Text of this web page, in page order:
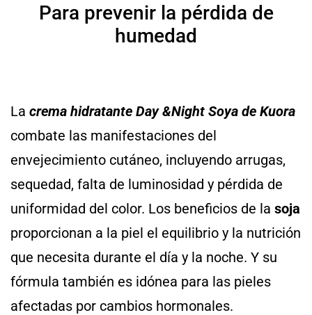
Para prevenir la pérdida de
humedad
La crema hidratante Day &Night Soya de Kuora
combate las manifestaciones del
envejecimiento cutáneo, incluyendo arrugas,
sequedad, falta de luminosidad y pérdida de
uniformidad del color. Los beneficios de la soja
proporcionan a la piel el equilibrio y la nutrición
que necesita durante el día y la noche. Y su
fórmula también es idónea para las pieles
afectadas por cambios hormonales.